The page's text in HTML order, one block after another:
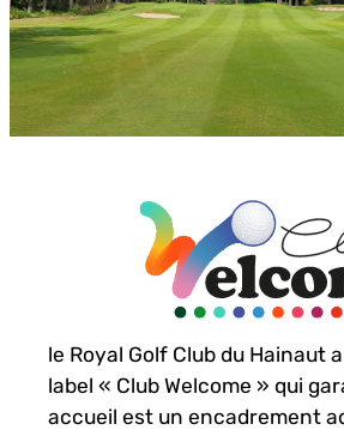
le Royal Golf Club du Hainaut
label « Club Welcome » qui
accueil est un encadrement